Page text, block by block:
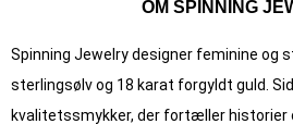
OM SPINNING
Spinning Jewelry designer feminine og
sterlingsølv og 18 karat forgyldt guld.
kvalitets­smykker, der fortæller historier